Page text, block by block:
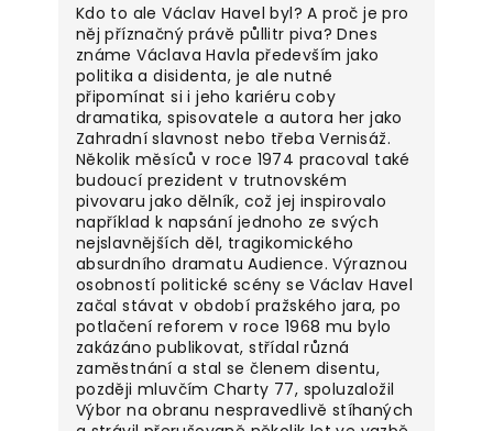
Kdo to ale Václav Havel byl? A proč je pro
něj příznačný právě půllitr piva? Dnes
známe Václava Havla především jako
politika a disidenta, je ale nutné
připomínat si i jeho kariéru coby
dramatika, spisovatele a autora her jako
Zahradní slavnost nebo třeba Vernisáž.
Několik měsíců v roce 1974 pracoval také
budoucí prezident v trutnovském
pivovaru jako dělník, což jej inspirovalo
například k napsání jednoho ze svých
nejslavnějších děl, tragikomického
absurdního dramatu Audience. Výraznou
osobností politické scény se Václav Havel
začal stávat v období pražského jara, po
potlačení reforem v roce 1968 mu bylo
zakázáno publikovat, střídal různá
zaměstnání a stal se členem disentu,
později mluvčím Charty 77, spoluzaložil
Výbor na obranu nespravedlivě stíhaných